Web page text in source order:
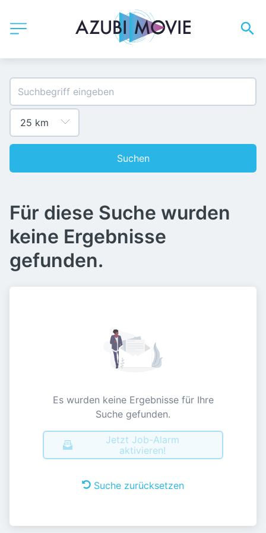
Suchen
Für diese Suche wurden
keine Ergebnisse
gefunden.
Es wurden keine Ergebnisse für Ihre
Suche gefunden.
Jetzt Job-Alarm
aktivieren!
Suche zurücksetzen